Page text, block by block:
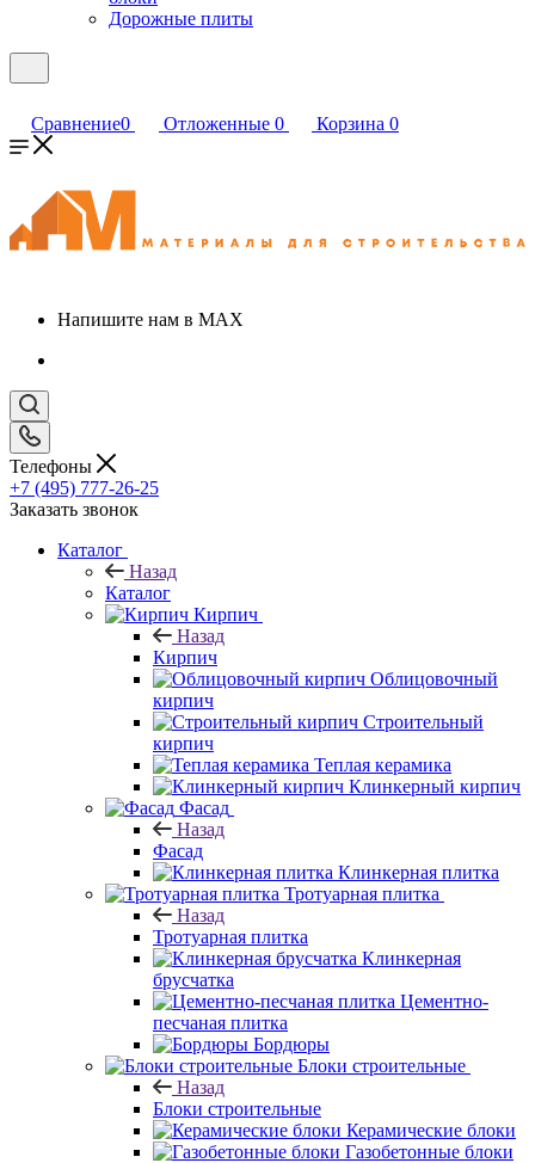
Дорожные плиты
Сравнение0 Отложенные 0 Корзина 0
Напишите нам в MAX
Телефоны
+7 (495) 777-26-25
Заказать звонок
Каталог
Назад
Каталог
Кирпич
Назад
Кирпич
Облицовочный
кирпич
Строительный
кирпич
Теплая керамика
Клинкерный кирпич
Фасад
Назад
Фасад
Клинкерная плитка
Тротуарная плитка
Назад
Тротуарная плитка
Клинкерная
брусчатка
Цементно-
песчаная плитка
Бордюры
Блоки строительные
Назад
Блоки строительные
Керамические блоки
Газобетонные блоки